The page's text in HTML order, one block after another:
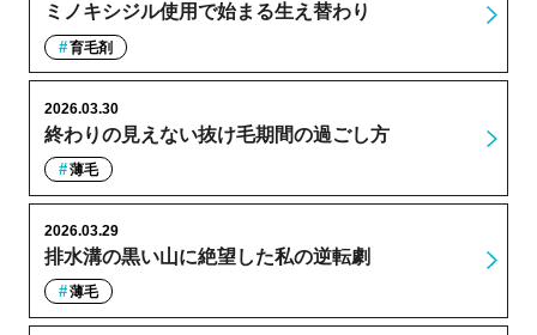
ミノキシジル使用で始まる生え替わり
育毛剤
終わりの見えない抜け毛期間の過ごし方
2026.03.30
薄毛
排水溝の黒い山に絶望した私の逆転劇
2026.03.29
薄毛